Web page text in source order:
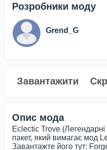
Розробники моду
Grend_G
Завантажити
Опис мода
Eclectic Trove (Легендарні
пакет, який вимагає мод
Завантажте його тут: